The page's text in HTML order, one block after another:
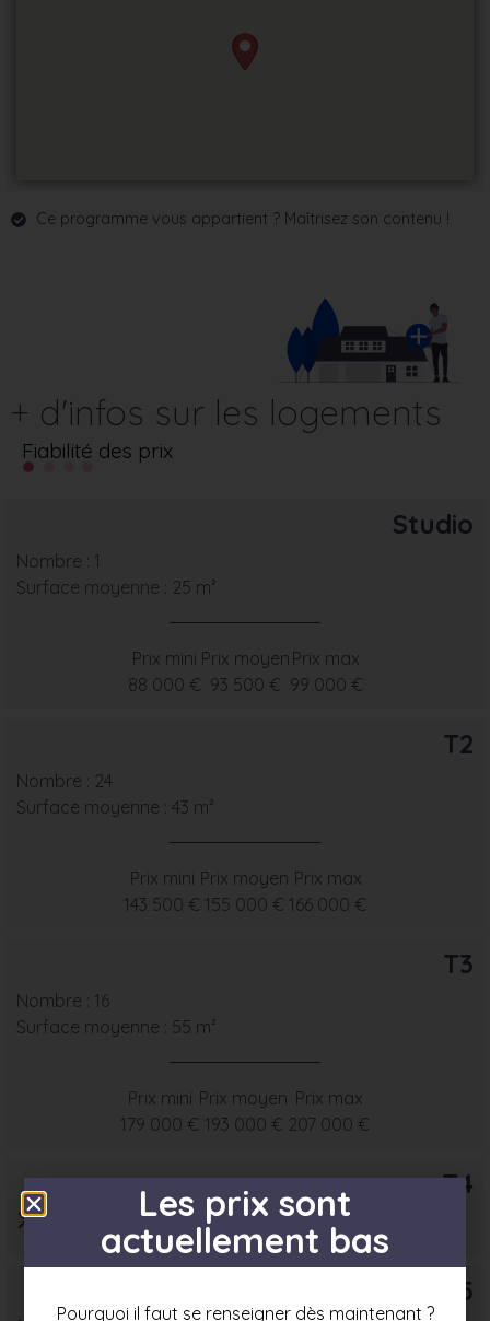
Ce programme vous appartient ? Maîtrisez son contenu !
+ d'infos sur les logements
Fiabilité des prix
Studio
Nombre : 1
Surface moyenne : 25 m²
Prix mini
88 000 €
Prix moyen
93 500 €
Prix max
99 000 €
T2
Nombre : 24
Surface moyenne : 43 m²
Prix mini
143 500 €
Prix moyen
155 000 €
Prix max
166 000 €
T3
Nombre : 16
Surface moyenne : 55 m²
Prix mini
179 000 €
Prix moyen
193 000 €
Prix max
207 000 €
T4
T5
Les prix sont
actuellement bas
Pourquoi il faut se renseigner dès maintenant ?